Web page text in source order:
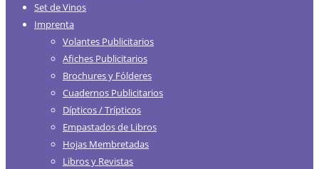
Set de Vinos
Imprenta
Volantes Publicitarios
Afiches Publicitarios
Brochures y Fólderes
Cuadernos Publicitarios
Dípticos / Trípticos
Empastados de Libros
Hojas Membretadas
Libros y Revistas